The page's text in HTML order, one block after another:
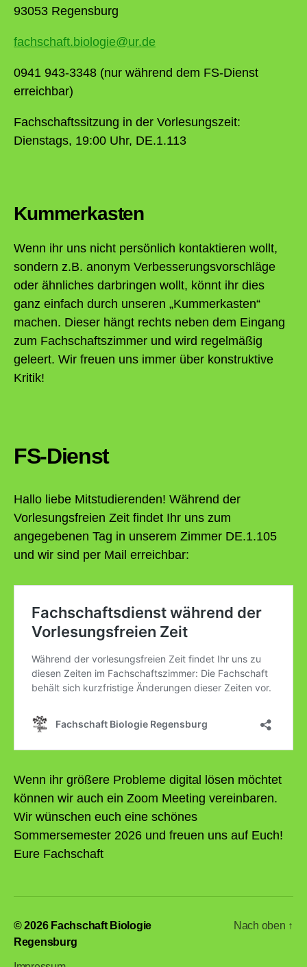
93053 Regensburg
fachschaft.biologie@ur.de
0941 943-3348 (nur während dem FS-Dienst
erreichbar)
Fachschaftssitzung in der Vorlesungszeit:
Dienstags, 19:00 Uhr, DE.1.113
Kummerkasten
Wenn ihr uns nicht persönlich kontaktieren wollt,
sondern z.B. anonym Verbesserungsvorschläge
oder ähnliches darbringen wollt, könnt ihr dies
ganz einfach durch unseren „Kummerkasten“
machen. Dieser hängt rechts neben dem Eingang
zum Fachschaftszimmer und wird regelmäßig
geleert. Wir freuen uns immer über konstruktive
Kritik!
FS-Dienst
Hallo liebe Mitstudierenden! Während der
Vorlesungsfreien Zeit findet Ihr uns zum
angegebenen Tag in unserem Zimmer DE.1.105
und wir sind per Mail erreichbar:
Wenn ihr größere Probleme digital lösen möchtet
können wir auch ein Zoom Meeting vereinbaren.
Wir wünschen euch eine schönes
Sommersemester 2026 und freuen uns auf Euch!
Eure Fachschaft
© 2026 Fachschaft Biologie
Regensburg
Nach oben ↑